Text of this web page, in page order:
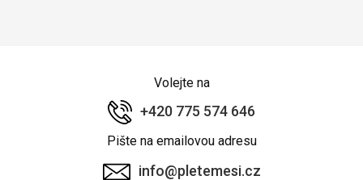
Volejte na
+420 775 574 646
Pište na emailovou adresu
info@pletemesi.cz